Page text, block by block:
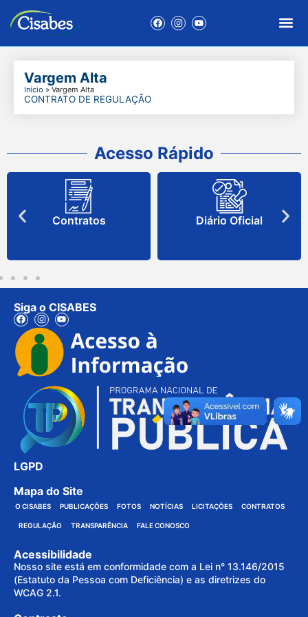
Vargem Alta
Início »Vargem Alta
CONTRATO DE REGULAÇÃO
Acesso Rápido
Contratos Diário Oficial
Siga o CISABES
LGPD
Mapa do Site
O CISABES PUBLICAÇÕES FOTOS NOTÍCIAS LICITAÇÕES CONTRATOS
REGULAÇÃO TRANSPARÊNCIA FALE CONOSCO
Acessibilidade
Nosso site está em conformidade com a Lei n° 13.146/2015
(Estatuto da Pessoa com Deficiência) e as diretrizes do
WCAG 2.1.